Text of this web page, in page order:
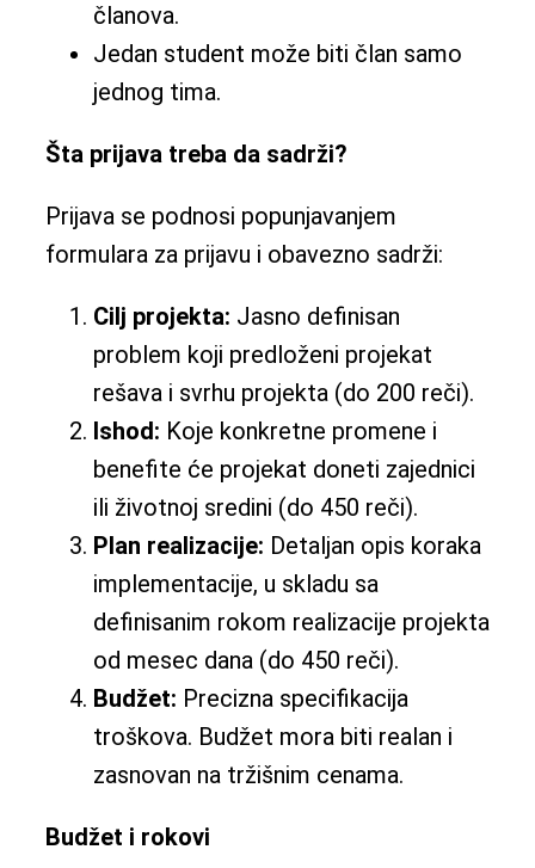
članova.
Jedan student može biti član samo
jednog tima.
Šta prijava treba da sadrži?
Prijava se podnosi popunjavanjem
formulara za prijavu i obavezno sadrži:
Cilj projekta: Jasno definisan
problem koji predloženi projekat
rešava i svrhu projekta (do 200 reči).
Ishod: Koje konkretne promene i
benefite će projekat doneti zajednici
ili životnoj sredini (do 450 reči).
Plan realizacije: Detaljan opis koraka
implementacije, u skladu sa
definisanim rokom realizacije projekta
od mesec dana (do 450 reči).
Budžet: Precizna specifikacija
troškova. Budžet mora biti realan i
zasnovan na tržišnim cenama.
Budžet i rokovi